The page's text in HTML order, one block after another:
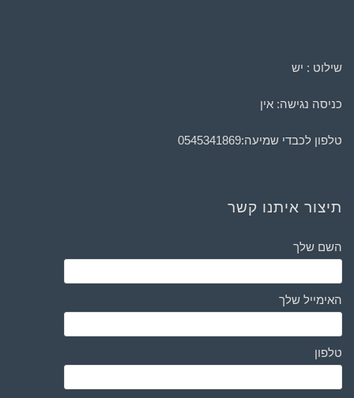
שילוט : יש
כניסה נגישה: אין
טלפון לכבדי שמיעה:0545341869
תיצור איתנו קשר
השם שלך
האימייל שלך
טלפון